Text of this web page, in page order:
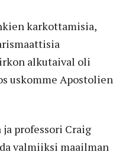
karkottamisia,
alkutaival oli
uskomme Apostolien
professori Craig
valmiiksi maailman